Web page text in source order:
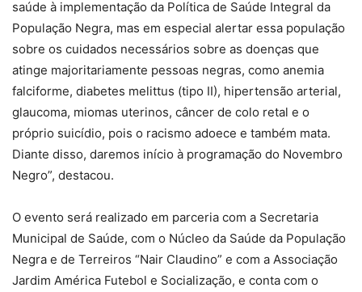
saúde à implementação da Política de Saúde Integral da
População Negra, mas em especial alertar essa população
sobre os cuidados necessários sobre as doenças que
atinge majoritariamente pessoas negras, como anemia
falciforme, diabetes melittus (tipo II), hipertensão arterial,
glaucoma, miomas uterinos, câncer de colo retal e o
próprio suicídio, pois o racismo adoece e também mata.
Diante disso, daremos início à programação do Novembro
Negro”, destacou.
O evento será realizado em parceria com a Secretaria
Municipal de Saúde, com o Núcleo da Saúde da População
Negra e de Terreiros “Nair Claudino” e com a Associação
Jardim América Futebol e Socialização, e conta com o